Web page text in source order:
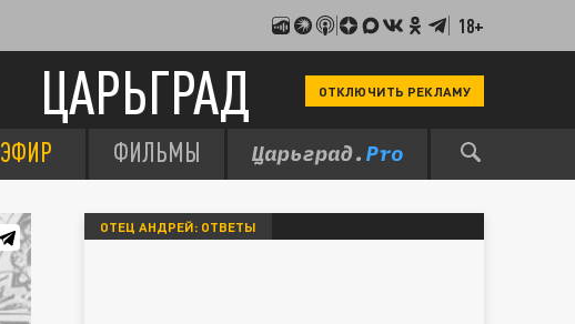
18+
ЦАРЬГРАД ОТКЛЮЧИТЬ РЕКЛАМУ
ЭФИР ФИЛЬМЫ
ОТЕЦ АНДРЕЙ: ОТВЕТЫ